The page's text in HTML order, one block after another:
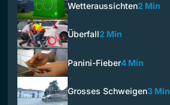
Wetteraussichten2 Min
Überfall2 Min
Panini-Fieber4 Min
Grosses Schweigen3 Min